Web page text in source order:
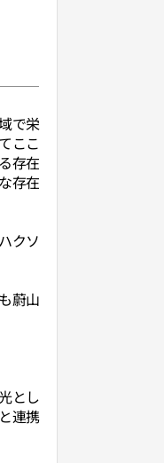
で栄
ここ
存在
存在
クソ
蔚山
とし
連携